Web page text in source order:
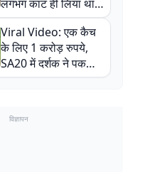
लगभग काट ही लिया था,
न्यूजीलैंड सीरीज से पहले
बाल-बाल बचे
Viral Video: एक कैच
के लिए 1 करोड़ रुपये,
SA20 में दर्शक ने पकड़ा
एक हाथ से गजब का कैच
विज्ञापन